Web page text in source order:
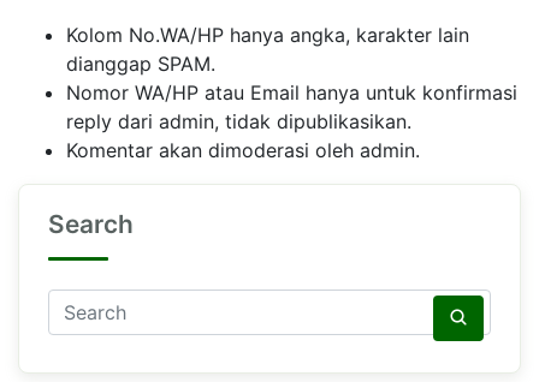
Kolom No.WA/HP hanya angka, karakter lain
dianggap SPAM.
Nomor WA/HP atau Email hanya untuk konfirmasi
reply dari admin, tidak dipublikasikan.
Komentar akan dimoderasi oleh admin.
Search